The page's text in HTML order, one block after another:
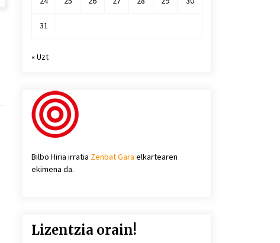
31
« Uzt
Bilbo Hiria irratia Zenbat Gara elkartearen
ekimena da.
Lizentzia orain!